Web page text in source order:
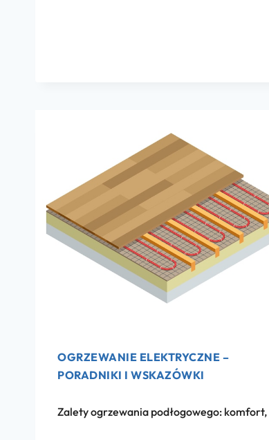
OGRZEWANIE ELEKTRYCZNE –
PORADNIKI I WSKAZÓWKI
Zalety ogrzewania podłogowego: komfort,